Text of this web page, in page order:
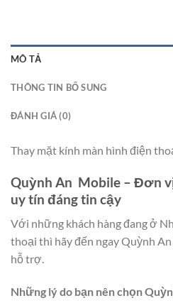
MÔ TẢ
THÔNG TIN BỔ SUNG
ĐÁNH GIÁ (0)
Thay mặt kính màn hình điện
Quỳnh An Mobile – Đơn
uy tín đáng tin cậy
Với những khách hàng đang ở
thoại thì hãy đến ngay Quỳnh
hỗ trợ.
Những lý do bạn nên chọn